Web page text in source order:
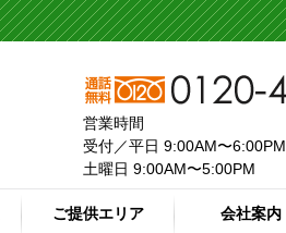
営業時間
受付／平日 9:00AM〜6:00PM
土曜日 9:00AM〜5:00PM
ご提供エリア 会社案内